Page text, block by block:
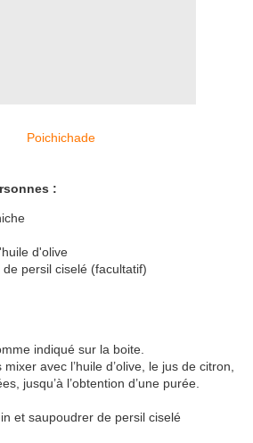
:
d'olive
persil ciselé (facultatif)
indiqué sur la boite.
avec l’huile d’olive, le jus de citron,
jusqu’à l’obtention d’une purée.
et saupoudrer de persil ciselé